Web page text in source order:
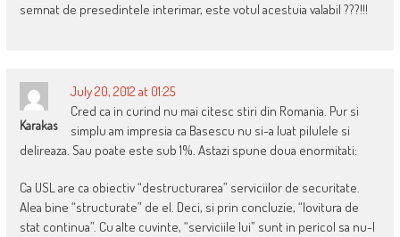
semnat de presedintele interimar, este votul acestuia valabil ???!!!
Karakas
July 20, 2012 at 01:25
Cred ca in curind nu mai citesc stiri din Romania. Pur si
simplu am impresia ca Basescu nu si-a luat pilulele si
delireaza. Sau poate este sub 1%. Astazi spune doua enormitati:
Ca USL are ca obiectiv “destructurarea” serviciilor de securitate.
Alea bine “structurate” de el. Deci, si prin concluzie, “lovitura de
stat continua”. Cu alte cuvinte, “serviciile lui” sunt in pericol sa nu-l